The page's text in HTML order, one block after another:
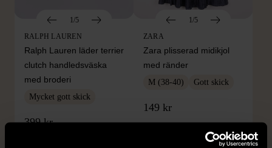
1/5
RALPH LAUREN
Ralph Lauren läder terrier
clutch handledsväska
med broderi
Mycket gott skick
399 kr
1/5
ZARA
Zara plisserad midikjol
med ränder
M (38-40) Gott skick
149 kr